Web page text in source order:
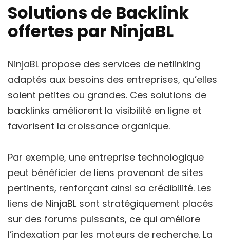
Solutions de Backlink
offertes par NinjaBL
NinjaBL propose des services de netlinking
adaptés aux besoins des entreprises, qu’elles
soient petites ou grandes. Ces solutions de
backlinks améliorent la visibilité en ligne et
favorisent la croissance organique.
Par exemple, une entreprise technologique
peut bénéficier de liens provenant de sites
pertinents, renforçant ainsi sa crédibilité. Les
liens de NinjaBL sont stratégiquement placés
sur des forums puissants, ce qui améliore
l’indexation par les moteurs de recherche. La